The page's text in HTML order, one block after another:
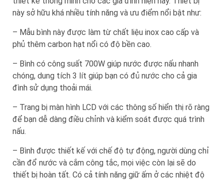
này sở hữu khá nhiều tính năng và ưu điểm nổi bật như:
– Mẫu bình này được làm từ chất liệu inox cao cấp và
phủ thêm carbon hạt nổi có độ bền cao.
– Bình có công suất 700W giúp nước được nấu nhanh
chóng, dung tích 3 lít giúp bạn có đủ nước cho cả gia
đình sử dụng thoải mái.
– Trang bị màn hình LCD với các thông số hiển thị rõ ràng
để bạn dễ dàng điều chỉnh và kiểm soát được quá trình
nấu.
– Bình được thiết kế với chế độ tự động, người dùng chỉ
cần đổ nước và cắm công tắc, mọi việc còn lại sẽ do
thiết bị hoàn tất. Có cả tính năng giữ ấm ở các nhiệt độ